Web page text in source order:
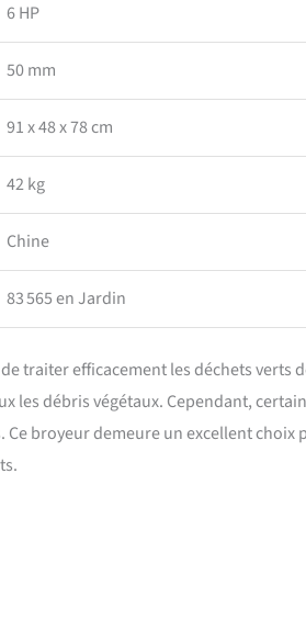
6 HP
50 mm
91 x 48 x 78 cm
42 kg
Chine
83 565 en Jardin
traiter efficacement les déchets verts
les débris végétaux. Cependant,
broyeur demeure un excellent choix